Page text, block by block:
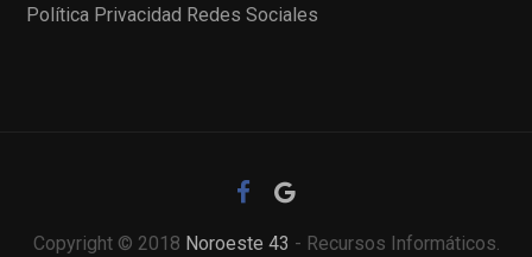
Política Privacidad Redes Sociales
Copyright © 2018 Noroeste 43 - Recursos Informáticos.